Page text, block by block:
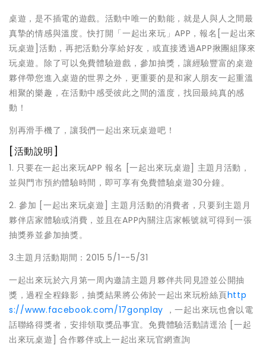
桌遊，是不插電的遊戲。活動中唯一的動能， 就是人與人之間最
真摯的情感與溫度。快打開「一起出來玩」APP，報名[一起出來
玩桌遊]活動，再把活動分享給好友， 或直接透過APP揪團組隊來
玩桌遊。除了可以免費體驗遊戲， 參加抽獎，讓經驗豐富的桌遊
夥伴帶您進入桌遊的世界之外， 更重要的是和家人朋友一起重溫
相聚的樂趣，在活動中感受彼此之間的溫度，找回最純真的感
動！
別再滑手機了，讓我們一起出來玩桌遊吧！
[活動說明]
1. 只要在一起出來玩APP 報名 [一起出來玩桌遊] 主題月活動，
並與門市預約體驗時間， 即可享有免費體驗桌遊30分鐘。
2. 參加 [一起出來玩桌遊] 主題月活動的消費者，只要到主題月
夥伴店家體驗或消費， 並且在APP內關注店家帳號就可得到一張
抽獎券並參加抽獎。
3.主題月活動期間：2015 5/1--5/31
一起出來玩於六月第一周內邀請主題月夥伴共同見證並公開抽
獎，過程全程錄影，抽獎結果將公佈於一起出來玩粉絲頁http
s://www.facebook.com/17gonplay ，一起出來玩也會以電
話聯絡得獎者，安排領取獎品事宜。 免費體驗活動請逕洽 [一起
出來玩桌遊] 合作夥伴或上一起出來玩官網查詢